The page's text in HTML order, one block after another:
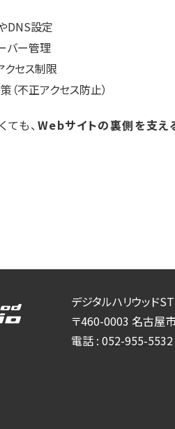
DNS設定
バー管理
クセス制限
（不正アクセス防止）
も、Webサイトの裏側を支
デジタルハリウッド
〒460-0003 名古屋
電話 : 052-955-5532